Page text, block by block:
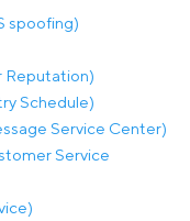
spoofing)
Reputation)
Schedule)
Service Center)
Service